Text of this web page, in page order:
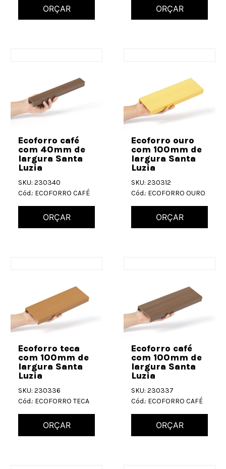
ORÇAR ORÇAR
Ecoforro café
com 40mm de
largura Santa
Luzia
SKU: 230340
Cód.: ECOFORRO CAFÉ
ORÇAR
Ecoforro ouro
com 100mm de
largura Santa
Luzia
SKU: 230312
Cód.: ECOFORRO OURO
ORÇAR
Ecoforro teca
com 100mm de
largura Santa
Luzia
SKU: 230336
Cód.: ECOFORRO TECA
ORÇAR
Ecoforro café
com 100mm de
largura Santa
Luzia
SKU: 230337
Cód.: ECOFORRO CAFÉ
ORÇAR